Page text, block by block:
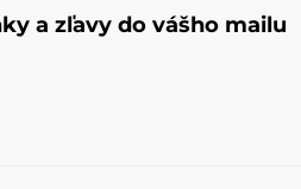
a zľavy do vášho mailu